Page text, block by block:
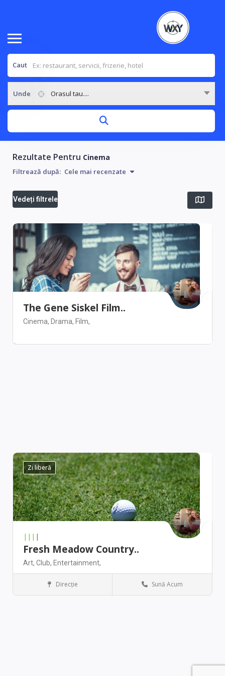
Caut
Unde Orasul tau....
Rezultate Pentru Cinema
Filtrează după: Cele mai recenzate
Vedeți filtrele
The Gene Siskel Film..
Cinema, Drama, Film,
Zi liberă
||| |
Fresh Meadow Country..
Art, Club, Entertainment,
Arts & Entertainment
Direcţie Sună Acum